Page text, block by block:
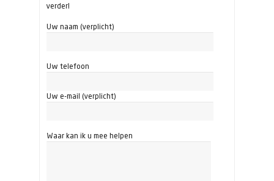
verder!
Uw naam (verplicht)
Uw telefoon
Uw e-mail (verplicht)
Waar kan ik u mee helpen